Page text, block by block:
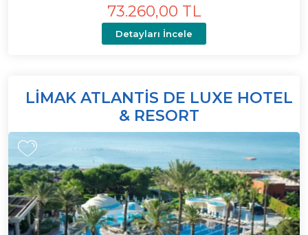
73.260,00 TL
Detayları İncele
LIMAK ATLANTIS DE LUXE HOTEL
& RESORT